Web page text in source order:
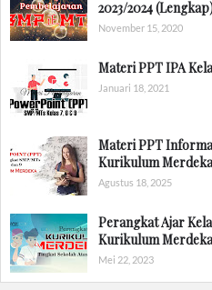
2023/2024
November 15, 2020
Materi PPT IPA
Januari 18, 2021
Materi PPT
Kurikulum Merdeka
Agustus 18, 2025
Perangkat Ajar
Kurikulum
Mei 22, 2023